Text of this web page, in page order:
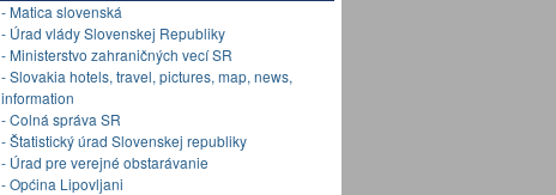
- Matica slovenská
- Úrad vlády Slovenskej Republiky
- Ministerstvo zahraničných vecí SR
- Slovakia hotels, travel, pictures, map, news,
information
- Colná správa SR
- Štatistický úrad Slovenskej republiky
- Úrad pre verejné obstarávanie
- Općina Lipovljani